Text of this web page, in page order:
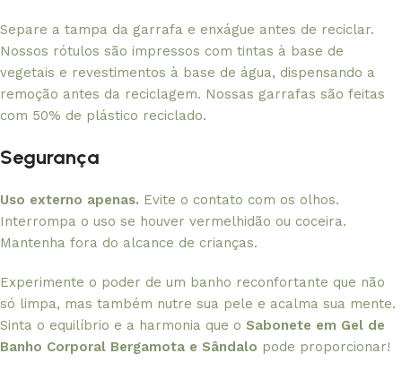
Separe a tampa da garrafa e enxágue antes de reciclar.
Nossos rótulos são impressos com tintas à base de
vegetais e revestimentos à base de água, dispensando a
remoção antes da reciclagem. Nossas garrafas são feitas
com 50% de plástico reciclado.
Segurança
Uso externo apenas. Evite o contato com os olhos.
Interrompa o uso se houver vermelhidão ou coceira.
Mantenha fora do alcance de crianças.
Experimente o poder de um banho reconfortante que não
só limpa, mas também nutre sua pele e acalma sua mente.
Sinta o equilíbrio e a harmonia que o Sabonete em Gel de
Banho Corporal Bergamota e Sândalo pode proporcionar!